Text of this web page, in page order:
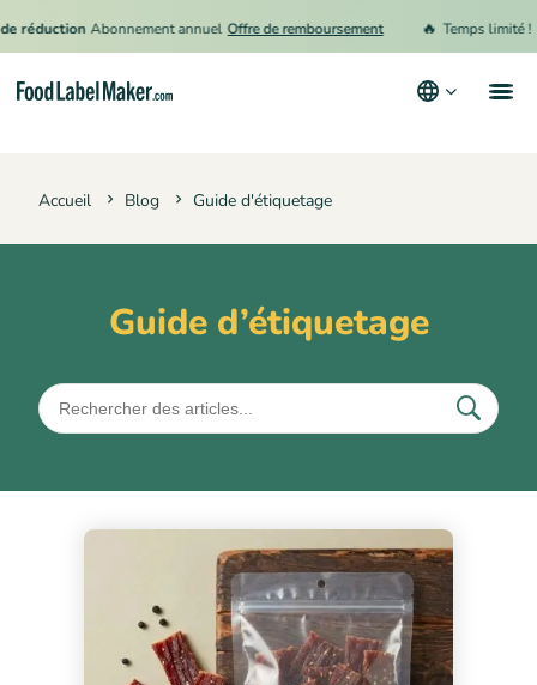
Abonnement annuel Offre de remboursement Temps limité ! 15
Accueil Blog Guide d'étiquetage
Guide d’étiquetage
Engager un expert
Conditions générales d’utilisation